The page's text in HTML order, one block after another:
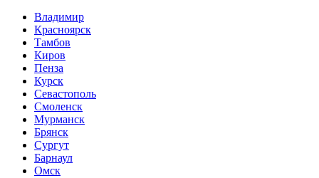
Владимир
Красноярск
Тамбов
Киров
Пенза
Курск
Севастополь
Смоленск
Мурманск
Брянск
Сургут
Барнаул
Омск